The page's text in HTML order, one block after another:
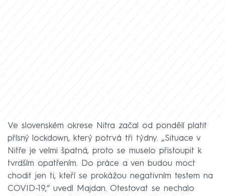
Ve slovenském okrese Nitra začal od pondělí platit
přísný lockdown, který potrvá tři týdny. „Situace v
Nitře je velmi špatná, proto se muselo přistoupit k
tvrdším opatřením. Do práce a ven budou moct
chodit jen ti, kteří se prokážou negativním testem na
COVID-19,“ uvedl Majdan. Otestovat se nechalo